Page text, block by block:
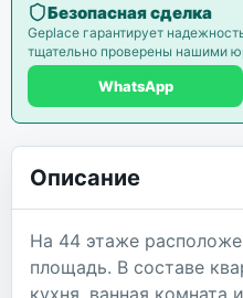
Безопасная сделка
Geplace гарантирует
тщательно проверены нашими
WhatsApp
Описание
На 44 этаже
площадь. В составе
кухня, ванная комната